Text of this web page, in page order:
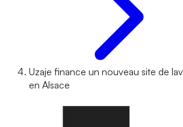
Uzaje finance un nouveau site de
en Alsace